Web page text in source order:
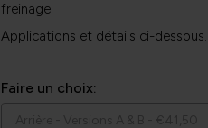
freinage.
Applications et détails ci-dessous.
Faire un choix: